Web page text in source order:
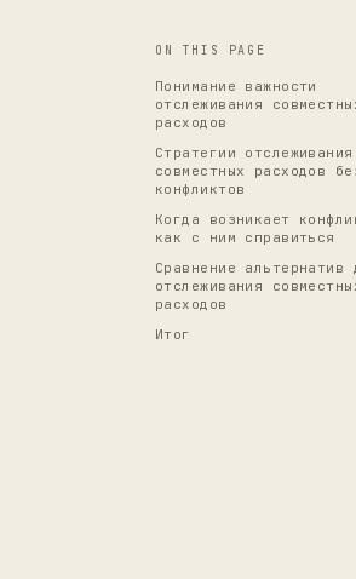
ON THIS PAGE
Понимание важности
отслеживания
расходов
Стратегии отслеживания
совместных расходов
конфликтов
Когда возникает
как с ним справиться
Сравнение альтернатив
отслеживания
расходов
Итог